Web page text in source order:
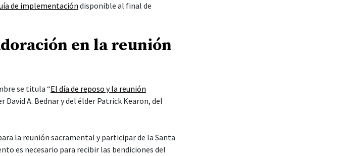
de implementación disponible al final de
en la reunión
se titula “El día de reposo y la reunión
A. Bednar y del élder Patrick Kearon, del
la reunión sacramental y participar de la Santa
es necesario para recibir las bendiciones del